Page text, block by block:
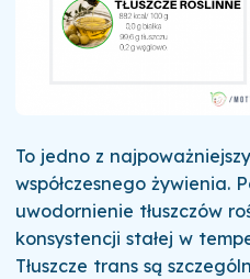
To jedno z
współczesnego żywienia.
uwodornienie tłuszczów
konsystencji stałej w
Tłuszcze trans są